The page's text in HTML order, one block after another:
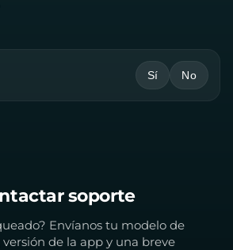
Sí No
soporte
Envíanos tu modelo de
versión de la app y una breve